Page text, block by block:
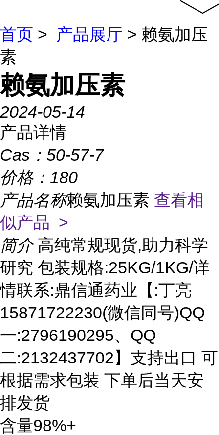
首页 > 产品展厅 > 赖氨加压
素
赖氨加压素
2024-05-14
产品详情
Cas： 50-57-7
价格： 180
产品名称赖氨加压素 查看相
似产品 >
简介 高纯常规现货,助力科学
研究 包装规格:25KG/1KG/详
情联系:鼎信通药业【:丁亮
15871722230(微信同号)QQ
一:2796190295、QQ
二:2132437702】支持出口 可
根据需求包装 下单后当天安
排发货
含量98%+